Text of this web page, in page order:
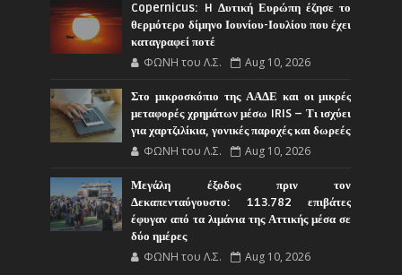
Copernicus: H Δυτική Ευρώπη έζησε το
θερμότερο δίμηνο Ιουνίου-Ιουλίου που έχει
καταγραφεί ποτέ
ΦΩΝΗ του Λ.Σ. Aug 10, 2026
Στο μικροσκόπιο της ΑΑΔΕ και οι μικρές
μεταφορές χρημάτων μέσω IRIS – Τι ισχύει
για χαρτζιλίκια, γονικές παροχές και δωρεές
ΦΩΝΗ του Λ.Σ. Aug 10, 2026
Μεγάλη έξοδος πριν τον
Δεκαπενταύγουστο: 113.782 επιβάτες
έφυγαν από τα λιμάνια της Αττικής μέσα σε
δύο ημέρες
ΦΩΝΗ του Λ.Σ. Aug 10, 2026